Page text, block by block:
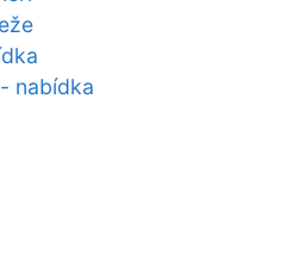
nabídka